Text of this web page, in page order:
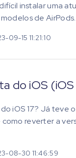
instalar uma
de AirPods.
09-15 11:21:10
do iOS (iOS
iOS 17? Já
reverter a
08-30 11:46:59